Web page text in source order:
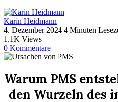
Karin Heidmann
4. Dezember 2024 4 Minuten
1.1K Views
0 Kommentare
Warum PMS
den Wurzeln des